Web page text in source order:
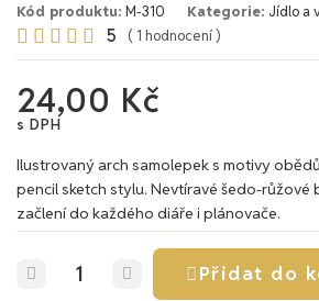
Kód produktu M-310 Kategorie Jídlo a
     5 ( 1 hodnocení )
24,00 Kč
s DPH
Ilustrovaný arch samolepek s motivy
pencil sketch stylu. Nevtíravé šedo-růžové
začlení do každého diáře i plánovače.
Přidat do